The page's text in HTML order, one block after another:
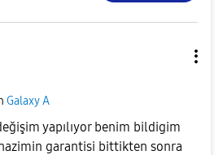
Galaxy A
yapılıyor benim bildigim
garantisi bittikten sonra